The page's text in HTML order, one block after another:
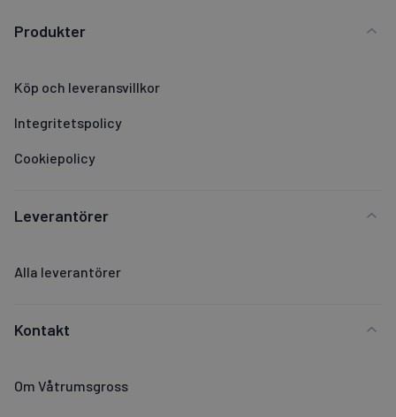
Produkter
Köp och leveransvillkor
Integritetspolicy
Cookiepolicy
Leverantörer
Alla leverantörer
Kontakt
Om Våtrumsgross